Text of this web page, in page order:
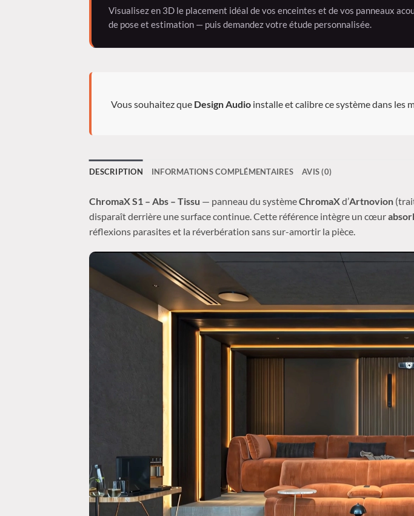
Visualisez en 3D le placement idéal de vos enceintes et de vos panneaux
de pose et estimation — puis demandez votre étude personnalisée.
Vous souhaitez que Design Audio installe et calibre ce système dans les
DESCRIPTION INFORMATIONS COMPLÉMENTAIRES AVIS (0)
ChromaX S1 – Abs – Tissu — panneau du systèmeChromaXd’Artnovion
disparaît derrière une surface continue. Cette référence intègre un cœur
réflexions parasites et la réverbération sans sur-amortir la pièce.